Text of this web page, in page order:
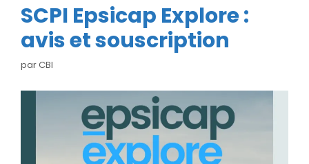
SCPI Epsicap Explore :
avis et souscription
parCBI